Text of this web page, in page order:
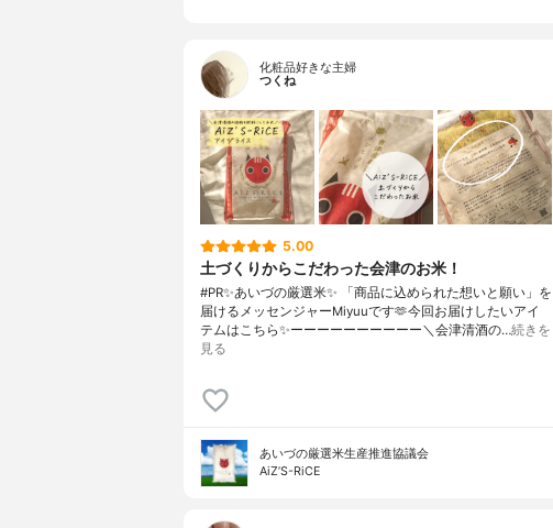
化粧品好きな主婦
つくね
5.00
土づくりからこだわった会津のお米！
#PR✨あいづの厳選米✨ 「商品に込められた想いと願い」を
届けるメッセンジャーMiyuuです🫶今回お届けしたいアイ
テムはこちら✨ーーーーーーーーーー＼会津清酒の…続きを
見る
あいづの厳選米生産推進協議会
AiZ’S-RiCE